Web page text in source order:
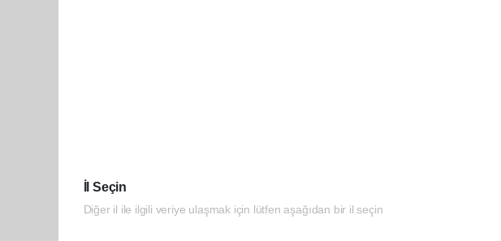
İl Seçin
Diğer il ile ilgili veriye ulaşmak için lütfen aşağıdan bir il seçin